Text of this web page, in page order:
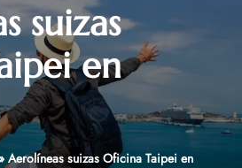
suizas
en
Aerolíneas suizas Oficina Taipei en